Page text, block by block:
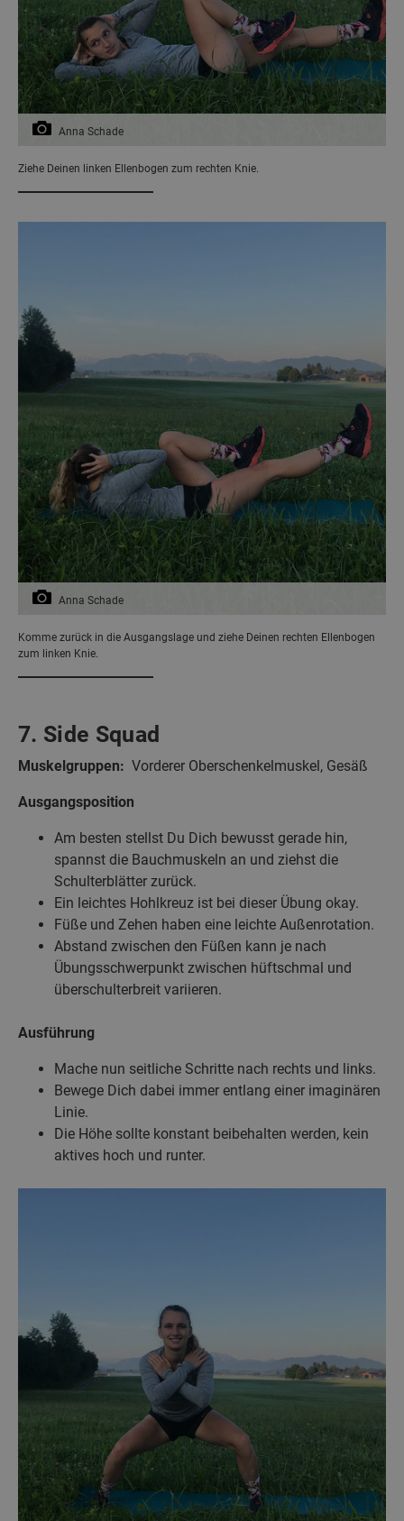
Anna Schade
Ziehe Deinen linken Ellenbogen zum rechten Knie.
Anna Schade
Komme zurück in die Ausgangslage und ziehe Deinen rechten Ellenbogen
zum linken Knie.
7. Side Squad
Muskelgruppen: Vorderer Oberschenkelmuskel, Gesäß
Ausgangsposition
Am besten stellst Du Dich bewusst gerade hin,
spannst die Bauchmuskeln an und ziehst die
Schulterblätter zurück.
Ein leichtes Hohlkreuz ist bei dieser Übung okay.
Füße und Zehen haben eine leichte Außenrotation.
Abstand zwischen den Füßen kann je nach
Übungsschwerpunkt zwischen hüftschmal und
überschulterbreit variieren.
Ausführung
Mache nun seitliche Schritte nach rechts und links.
Bewege Dich dabei immer entlang einer imaginären
Linie.
Die Höhe sollte konstant beibehalten werden, kein
aktives hoch und runter.